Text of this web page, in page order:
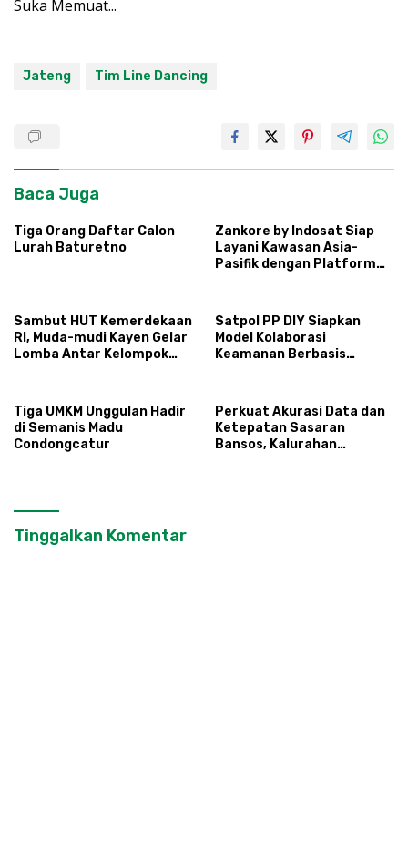
Suka Memuat...
Jateng Tim Line Dancing
Baca Juga
Tiga Orang Daftar Calon
Lurah Baturetno
Zankore by Indosat Siap
Layani Kawasan Asia-
Pasifik dengan Platform
Sambut HUT Kemerdekaan
RI, Muda-mudi Kayen Gelar
Lomba Antar Kelompok
Satpol PP DIY Siapkan
Model Kolaborasi
Keamanan Berbasis
Tiga UMKM Unggulan Hadir
di Semanis Madu
Condongcatur
Perkuat Akurasi Data dan
Ketepatan Sasaran
Bansos, Kalurahan
Tinggalkan Komentar